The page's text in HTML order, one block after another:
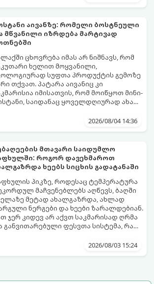
აივანზე: რომელი ბოსტნეული
მწვანილი იზრდება მარტივად
ცხოვრება იმას არ ნიშნავს, რომ
ხელით მოყვანილი,
სუფთა პროდუქტის გემოზე
თქვათ. პატარა აივანიც კი
იმისათვის, რომ მოიწყოთ მინი-
საიდანაც ყოველდღიურად ახალ,
და ესთეტიკური ჰობია.
და როგორ მოუაროთ მათ სწორად.
2026/08/04 14:36
მთავარი საიდუმლო
როგორ დავეხმაროთ
ხეებს სიცხის გადატანაში
პიკზე, როდესაც ტემპერატურა
მაჩვენებლებს აღწევს, ბაღში
მეტად ახალგაზრდა, ახლად
ნერგები და ხეები ზარალდებიან.
ჯერ კიდევ არ აქვთ საკმარისად ღრმა
განვითარებული ფესვთა სისტემა, რათა
მოიპოვონ.
დავეხმარებით, მათ შესაძლოა
მებაღეების გამოცდილ
2026/08/03 15:24